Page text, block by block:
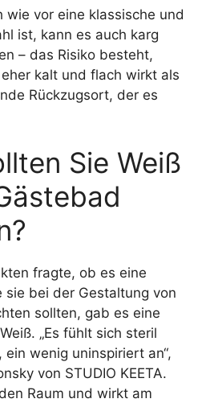
wie vor eine klassische und
ist, kann es auch karg
– das Risiko besteht,
kalt und flach wirkt als
Rückzugsort, der es
Sie Weiß
fragte, ob es eine
sie bei der Gestaltung von
sollten, gab es eine
„Es fühlt sich steril
wenig uninspiriert an“,
von STUDIO KEETA.
Raum und wirkt am